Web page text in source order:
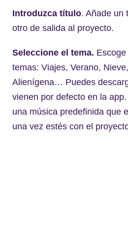
Introduzca título. Añade un
otro de salida al proyecto.
Seleccione el tema.
temas: Viajes, Verano,
Alienígena… Puedes
vienen por defecto en la
una música predefinida que
una vez estés con el